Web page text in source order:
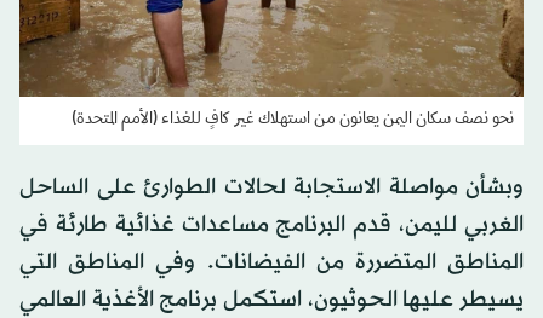
نحو نصف سكان اليمن يعانون من استهلاك غير كافٍ للغذاء (الأمم المتحدة)
وبشأن مواصلة الاستجابة لحالات الطوارئ على الساحل
الغربي لليمن، قدم البرنامج مساعدات غذائية طارئة في
المناطق المتضررة من الفيضانات. وفي المناطق التي
يسيطر عليها الحوثيون، استكمل برنامج الأغذية العالمي